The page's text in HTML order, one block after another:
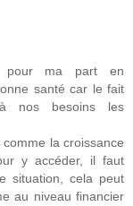
pour ma part en
santé car le fait
nos besoins les
la croissance
y accéder, il faut
situation, cela peut
au niveau financier